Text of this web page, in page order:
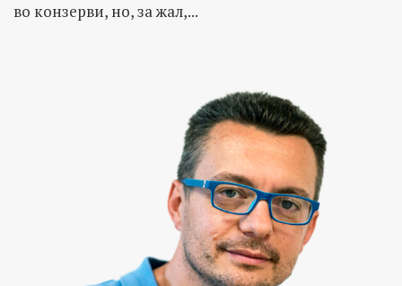
во конзерви, но, за жал,...